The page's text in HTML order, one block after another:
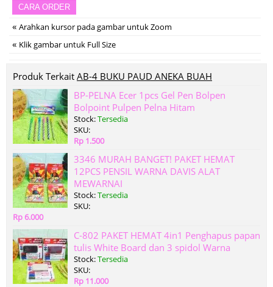
CARA ORDER
« Arahkan kursor pada gambar untuk Zoom
« Klik gambar untuk Full Size
Produk Terkait AB-4 BUKU PAUD ANEKA BUAH
BP-PELNA Ecer 1pcs Gel Pen Bolpen
Bolpoint Pulpen Pelna Hitam
Stock:Tersedia
SKU:
Rp 1.500
3346 MURAH BANGET! PAKET HEMAT
12PCS PENSIL WARNA DAVIS ALAT
MEWARNAI
Stock:Tersedia
SKU:
Rp 6.000
C-802 PAKET HEMAT 4in1 Penghapus papan
tulis White Board dan 3 spidol Warna
Stock:Tersedia
SKU:
Rp 11.000